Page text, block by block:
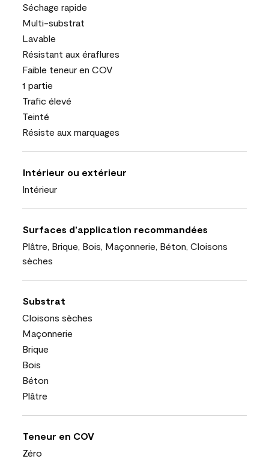
Séchage rapide
Multi-substrat
Lavable
Résistant aux éraflures
Faible teneur en COV
1 partie
Trafic élevé
Teinté
Résiste aux marquages
Intérieur ou extérieur
Intérieur
Surfaces d’application recommandées
Plâtre, Brique, Bois, Maçonnerie, Béton, Cloisons
sèches
Substrat
Cloisons sèches
Maçonnerie
Brique
Bois
Béton
Plâtre
Teneur en COV
Zéro